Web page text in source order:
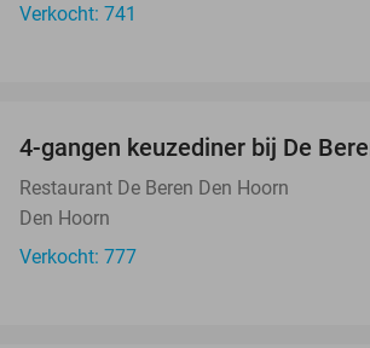
Verkocht: 741
4-gangen keuzediner bij De
Restaurant De Beren Den Hoorn
Den Hoorn
Verkocht: 777